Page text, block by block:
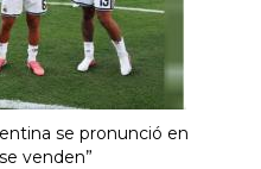
se pronunció en
venden”